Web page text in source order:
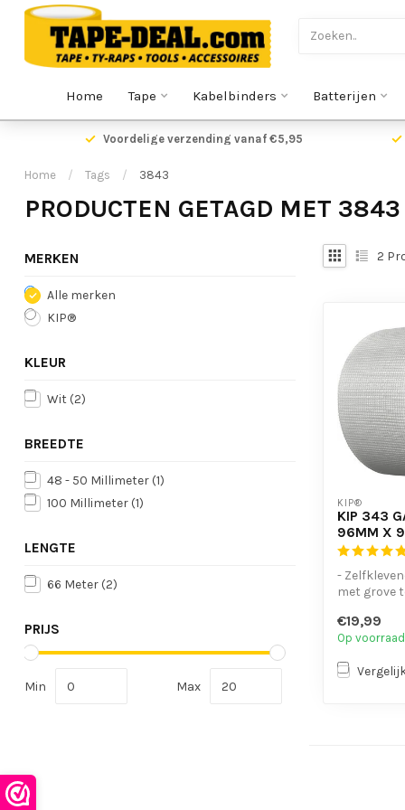
Home Tape Kabelbinders Batterijen
Voordelige verzending vanaf €5,95
Home / Tags / 3843
PRODUCTEN GETAGD MET 3843
MERKEN
Alle merken
KIP®
KLEUR
Wit (2)
BREEDTE
48 - 50 Millimeter (1)
100 Millimeter (1)
LENGTE
66 Meter (2)
PRIJS
Min Max
2
KIP®
KIP 343
96MM X
-
met grove
- Eenvoudig
€19,99
Op voorraad